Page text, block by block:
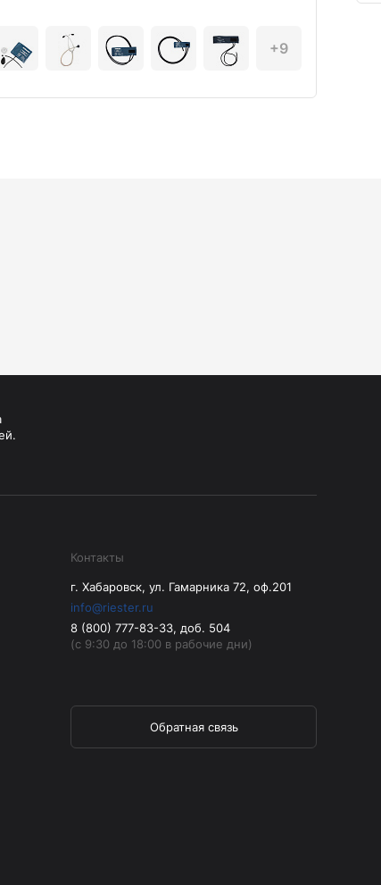
+9
Контакты
г. Хабаровск, ул. Гамарника 72, оф.201
info@riester.ru
8 (800) 777-83-33, доб. 504
(с 9:30 до 18:00 в рабочие дни)
Обратная связь